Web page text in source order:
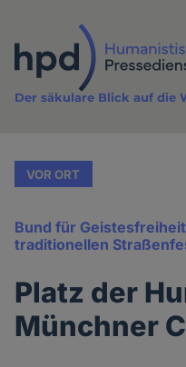
Inhalt
Der säkulare Blick auf die
VOR ORT
Bund für
traditionellen
Platz der
Münchner